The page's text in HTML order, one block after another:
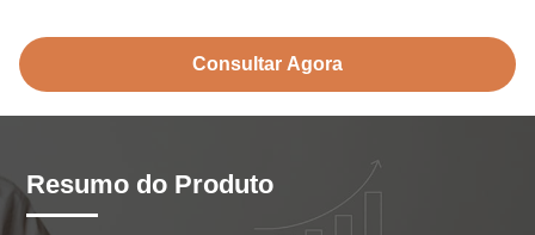
Consultar Agora
Resumo do Produto